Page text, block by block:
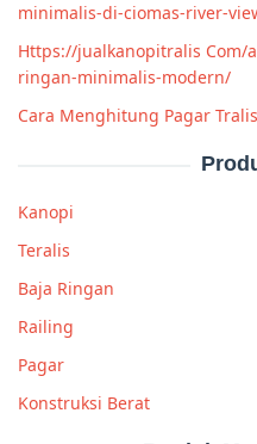
minimalis-di-ciomas-river-
Https://jualkanopitralis Com/
ringan-minimalis-modern/
Cara Menghitung Pagar Tralis
Kanopi
Teralis
Baja Ringan
Railing
Pagar
Konstruksi Berat